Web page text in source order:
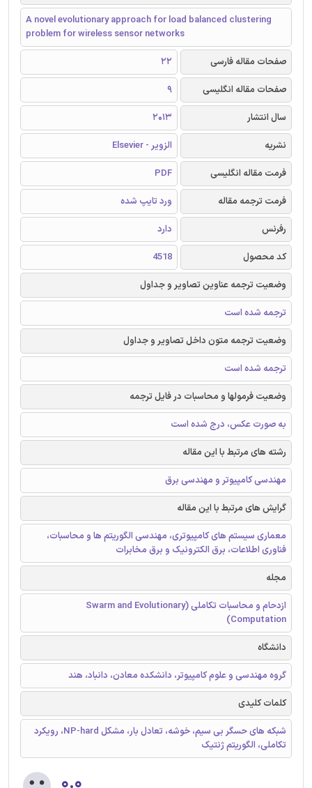
A novel evolutionary approach for load balanced clustering
problem for wireless sensor networks
صفحات مقاله فارسی
22
صفحات مقاله انگلیسی
9
سال انتشار
2013
نشریه
الزویر - Elsevier
فرمت مقاله انگلیسی
PDF
فرمت ترجمه مقاله
ورد تایپ شده
رفرنس
دارد
کد محصول
4518
وضعیت ترجمه عناوین تصاویر و جداول
ترجمه شده است
وضعیت ترجمه متون داخل تصاویر و جداول
ترجمه شده است
وضعیت فرمولها و محاسبات در فایل ترجمه
به صورت عکس، درج شده است
رشته های مرتبط با این مقاله
مهندسی کامپیوتر و مهندسی برق
گرایش های مرتبط با این مقاله
معماری سیستم های کامپیوتری، مهندسی الگوریتم ها و محاسبات،
فناوری اطلاعات، برق الکترونیک و برق مخابرات
مجله
ازدحام و محاسبات تکاملی (Swarm and Evolutionary
Computation)
دانشگاه
گروه مهندسی و علوم کامپیوتر، دانشکده معادن، دانباد، هند
کلمات کلیدی
شبکه های حسگر بی سیم، خوشه، تعادل بار، مشکل NP-hard، رویکرد
تکاملی، الگوریتم ژنتیک